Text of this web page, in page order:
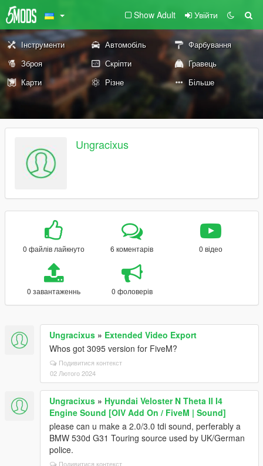
Show Adult Увійти
Інструменти Автомобіль
Фарбування
Зброя
Скріпти
Гравець
Карти
Різне Більше
Ungracixus
0 файлів лайкнуто 6 коментарів 0 відео
0 завантаженнь 0 фоловерів
Ungracixus » Extended Video Export
Whos got 3095 version for FiveM?
Подивитися контекст
02 Лютого 2024
Ungracixus » Hyundai Veloster N Theta II I4
Engine Sound [OIV Add On / FiveM | Sound]
please can u make a 2.0/3.0 tdi sound, perferably a
BMW 530d G31 Touring source used by UK/German
police.
Подивитися контекст